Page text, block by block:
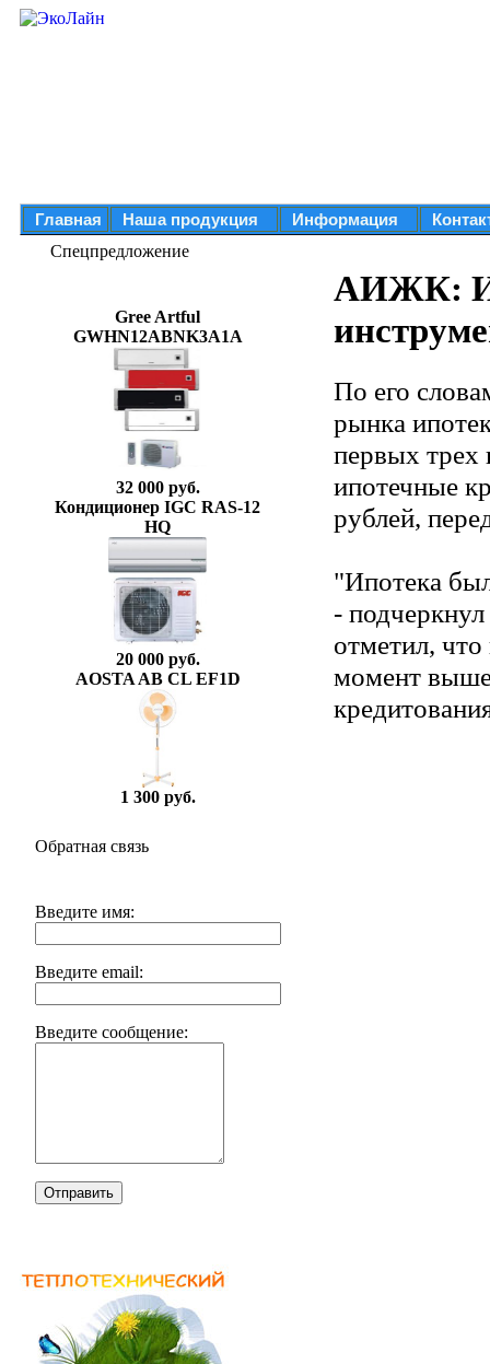
Главная Наша продукция Информация
Спецпредложение
Gree Artful
GWHN12ABNK3A1A
32 000 руб.
Кондиционер IGC RAS-12
HQ
20 000 руб.
AOSTA AB CL EF1D
1 300 руб.
Обратная связь
Введите имя:
Введите email:
Введите сообщение:
Отправить
АИЖК:
По его
рынка
первых трех
ипотечные
рублей,
"Ипотека
-
отметил,
момент